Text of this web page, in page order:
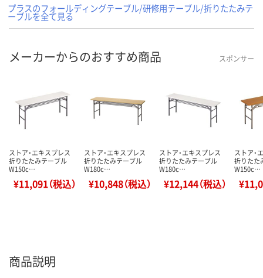
プラスのフォールディングテーブル/研修用テーブル/折りたたみテ
ーブルを全て見る
メーカーからのおすすめ商品 スポンサー
ストア・エキスプレス
折りたたみテーブル
W150c…
¥11,091（税込）
ストア・エキスプレス
折りたたみテーブル
W180c…
¥10,848（税込）
ストア・エキスプレス
折りたたみテーブル
W180c…
¥12,144（税込）
ストア・
折りたた
W150c…
商品説明